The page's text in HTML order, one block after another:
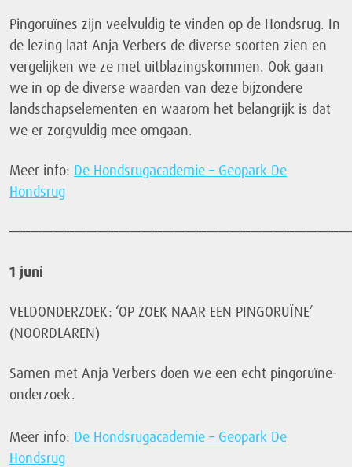
Pingoruïnes zijn veelvuldig te vinden op de Hondsrug. In
de lezing laat Anja Verbers de diverse soorten zien en
vergelijken we ze met uitblazingskommen. Ook gaan
we in op de diverse waarden van deze bijzondere
landschapselementen en waarom het belangrijk is dat
we er zorgvuldig mee omgaan.
Meer info: De Hondsrugacademie – Geopark De
Hondsrug
1 juni
VELDONDERZOEK: ‘OP ZOEK NAAR EEN PINGORUÏNE’
(NOORDLAREN)
Samen met Anja Verbers doen we een echt pingoruïne-
onderzoek.
Meer info: De Hondsrugacademie – Geopark De
Hondsrug